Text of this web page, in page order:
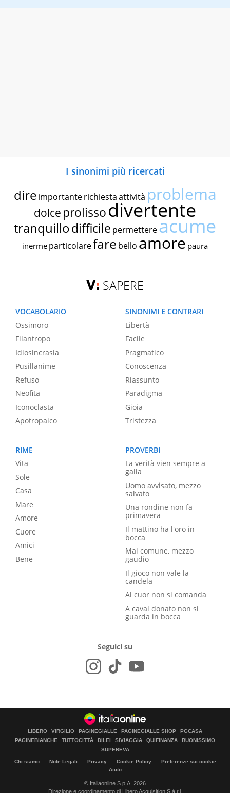
I sinonimi più ricercati
dire importante richiestaattività problema
dolce prolissodivertente
tranquillodifficile permettereacume
inerme particolarefare bello amore paura
SAPERE
VOCABOLARIO
Ossimoro
Filantropo
Idiosincrasia
Pusillanime
Refuso
Neofita
Iconoclasta
Apotropaico
SINONIMI E CONTRARI
Libertà
Facile
Pragmatico
Conoscenza
Riassunto
Paradigma
Gioia
Tristezza
RIME
Vita
Sole
Casa
Mare
Amore
Cuore
Amici
Bene
PROVERBI
La verità vien sempre a
galla
Uomo avvisato, mezzo
salvato
Una rondine non fa
primavera
Il mattino ha l'oro in
bocca
Mal comune, mezzo
gaudio
Il gioco non vale la
candela
Al cuor non si comanda
A caval donato non si
guarda in bocca
Seguici su
LIBERO VIRGILIO PAGINEGIALLE PAGINEGIALLE SHOP
PGCASA
PAGINEBIANCHE
TUTTOCITTÀ DILEI SIVIAGGIA QUIFINANZA
BUONISSIMO
SUPEREVA
Chi siamo Note Legali Privacy Cookie Policy
Preferenze sui cookie
Aiuto
© Italiaonline S.p.A. 2026
Direzione e coordinamento di Libero Acquisition S.á r.l.